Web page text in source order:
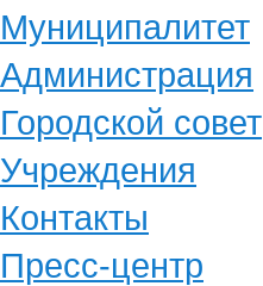
Муниципалитет
Администрация
Городской совет
Учреждения
Контакты
Пресс-центр